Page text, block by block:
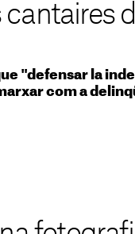
cantaires
"defensar la
com a